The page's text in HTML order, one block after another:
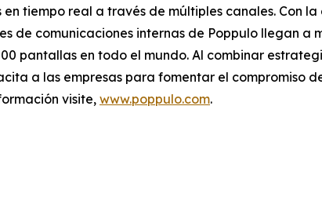
tiempo real a través de múltiples canales. Con
de comunicaciones internas de Poppulo llegan a
pantallas en todo el mundo. Al combinar
a las empresas para fomentar el compromiso
visite, www.poppulo.com.